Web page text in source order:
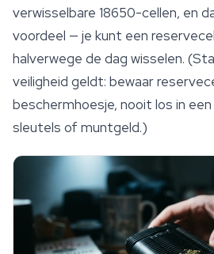
verwisselbare 18650-cellen, en
voordeel — je kunt een
halverwege de dag wisselen.
veiligheid geldt: bewaar
beschermhoesje, nooit los in
sleutels of muntgeld.)